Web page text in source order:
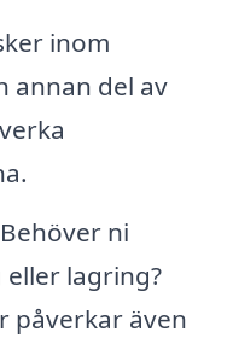
inom
annan del av
Behöver ni
lagring?
påverkar även